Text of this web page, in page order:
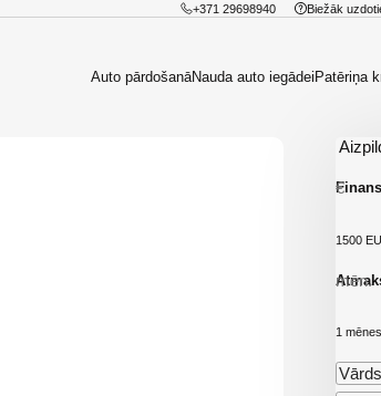
+371 29698940 Biežāk
Auto pārdošanāNauda auto iegādeiPatēriņa
€
1500
mēn.
1